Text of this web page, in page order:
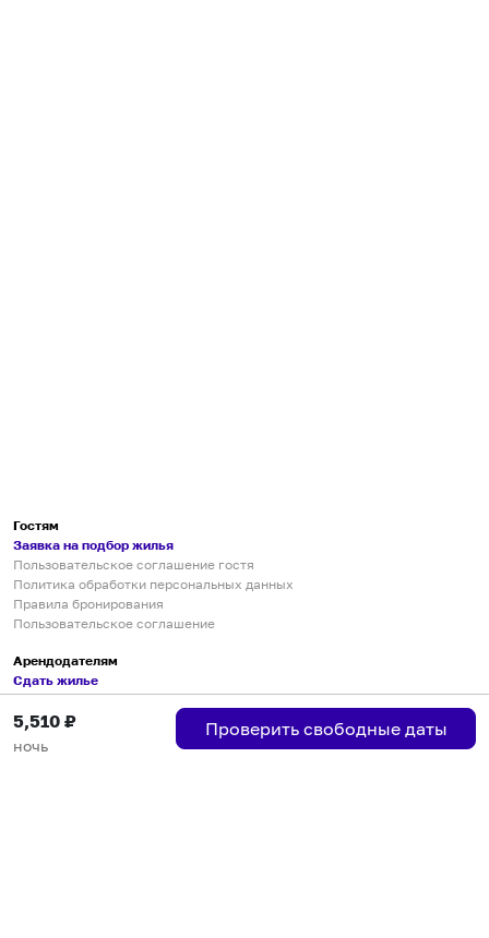
5,510 ₽
ночь
Проверить свободные даты
Гостям
Заявка на подбор жилья
Пользовательское соглашение гостя
Политика обработки персональных данных
Правила бронирования
Пользовательское соглашение
Арендодателям
Сдать жилье
Пользовательское соглашение
Правила публикации объявлений